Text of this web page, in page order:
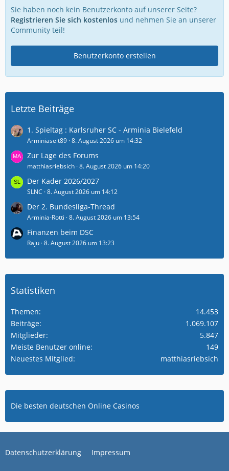
Sie haben noch kein Benutzerkonto auf unserer Seite?
Registrieren Sie sich kostenlos und nehmen Sie an unserer
Community teil!
Benutzerkonto erstellen
Letzte Beiträge
1. Spieltag : Karlsruher SC - Arminia Bielefeld
Arminiaseit89 8. August 2026 um 14:32
Zur Lage des Forums
matthiasriebsich 8. August 2026 um 14:20
Der Kader 2026/2027
SLNC 8. August 2026 um 14:12
Der 2. Bundesliga-Thread
Arminia-Rotti 8. August 2026 um 13:54
Finanzen beim DSC
Raju 8. August 2026 um 13:23
Statistiken
Themen
14.453
Beiträge
1.069.107
Mitglieder
5.847
Meiste Benutzer online
149
Neuestes Mitglied
matthiasriebsich
Die besten deutschen Online Casinos
Datenschutzerklärung Impressum